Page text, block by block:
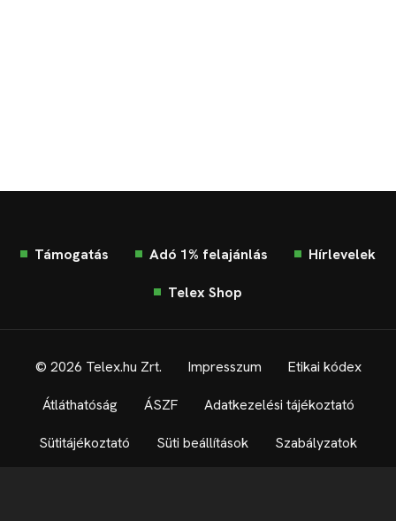
Támogatás Adó 1% felajánlás Hírlevelek
Telex Shop
© 2026 Telex.hu Zrt. Impresszum Etikai kódex
Átláthatóság ÁSZF Adatkezelési tájékoztató
Sütitájékoztató Süti beállítások Szabályzatok